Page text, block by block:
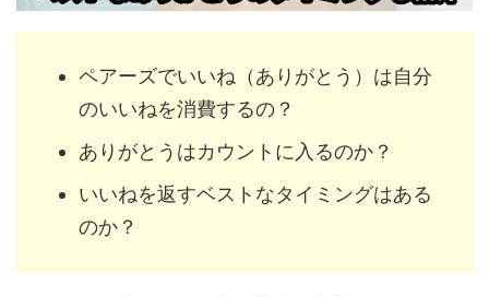
ペアーズでいいね（ありがとう）は自分
のいいねを消費するの？
ありがとうはカウントに入るのか？
いいねを返すベストなタイミングはある
のか？